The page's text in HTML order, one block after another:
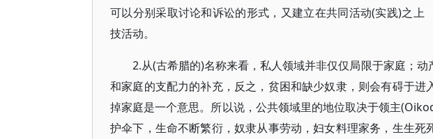
可以分别采取讨论和诉讼的形式，又建立在共同活动(实践)之
技活动。
2.从(古希腊的)名称来看，私人领域并非仅仅局限于家庭；
和家庭的支配力的补充，反之，贫困和缺少奴隶，则会有碍
掉家庭是一个意思。所以说，公共领域里的地位取决于领主
护伞下，生命不断繁衍，奴隶从事劳动，妇女料理家务，生生死